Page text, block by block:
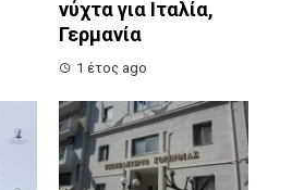
νύχτα για Ιταλία,
Γερμανία
1 έτος ago